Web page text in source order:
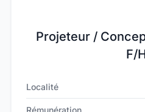
Projeteur /
F/
Localité
Rémunération